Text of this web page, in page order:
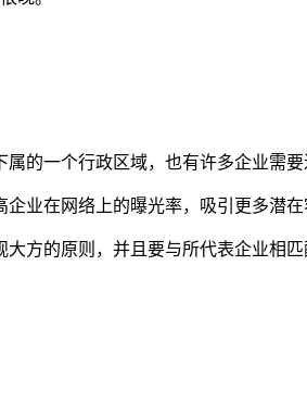
的一个行政区域，也有许多企业需要
业在网络上的曝光率，吸引更多潜在
方的原则，并且要与所代表企业相匹